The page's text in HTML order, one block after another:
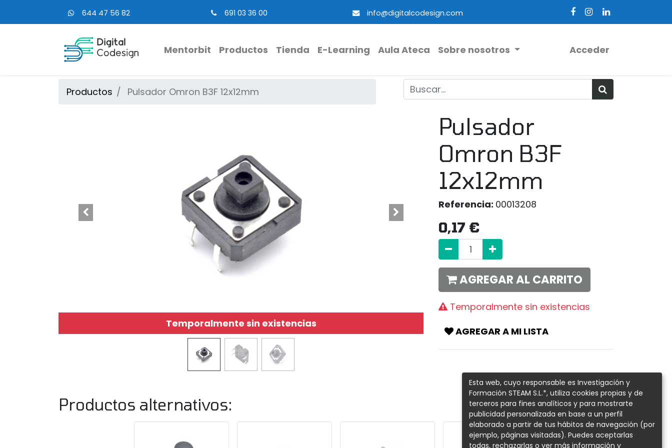
644 47 56 82 691 03 36 00 info@digitalcodesign.com
Mentorbit Productos Tienda E-Learning Aula Ateca Sobre nosotros Acceder
Productos Pulsador Omron B3F 12x12mm
Temporalmente sin existencias
Pulsador
Omron B3F
12x12mm
Referencia: 00013208
0,17 €
AGREGAR AL CARRITO
Temporalmente sin existencias
AGREGAR A MI LISTA
Productos alternativos:
Esta web, cuyo responsable es Investigación y
Formación STEAM S.L.*, utiliza cookies propias y de
terceros para fines analíticos y para mostrarte
publicidad personalizada en base a un perfil
elaborado a partir de tus hábitos de navegación (por
ejemplo, páginas visitadas). Puedes aceptarlas
todas, rechazarlas o ver más información y